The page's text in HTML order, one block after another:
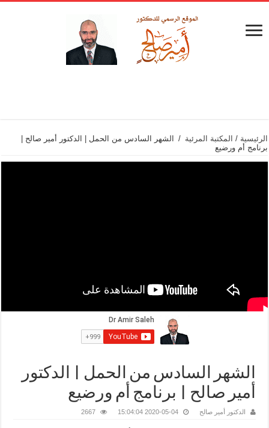
الرئيسية / المكتبة المرئية /
الشهر السادس من الحمل | الدكتور أمير صالح |
برنامج أم ورضيع
الشهر السادس من الحمل | الدكتور
أمير صالح | برنامج أم ورضيع
الدكتور أمير صالح 2020-05-04 15:04:04
2667